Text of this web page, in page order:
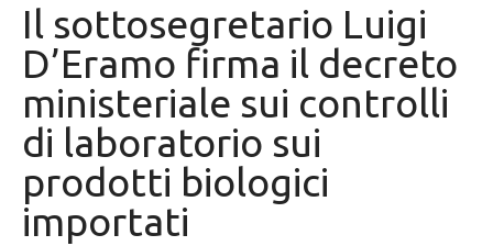
Il sottosegretario Luigi
D’Eramo firma il decreto
ministeriale sui controlli
di laboratorio sui
prodotti biologici
importati